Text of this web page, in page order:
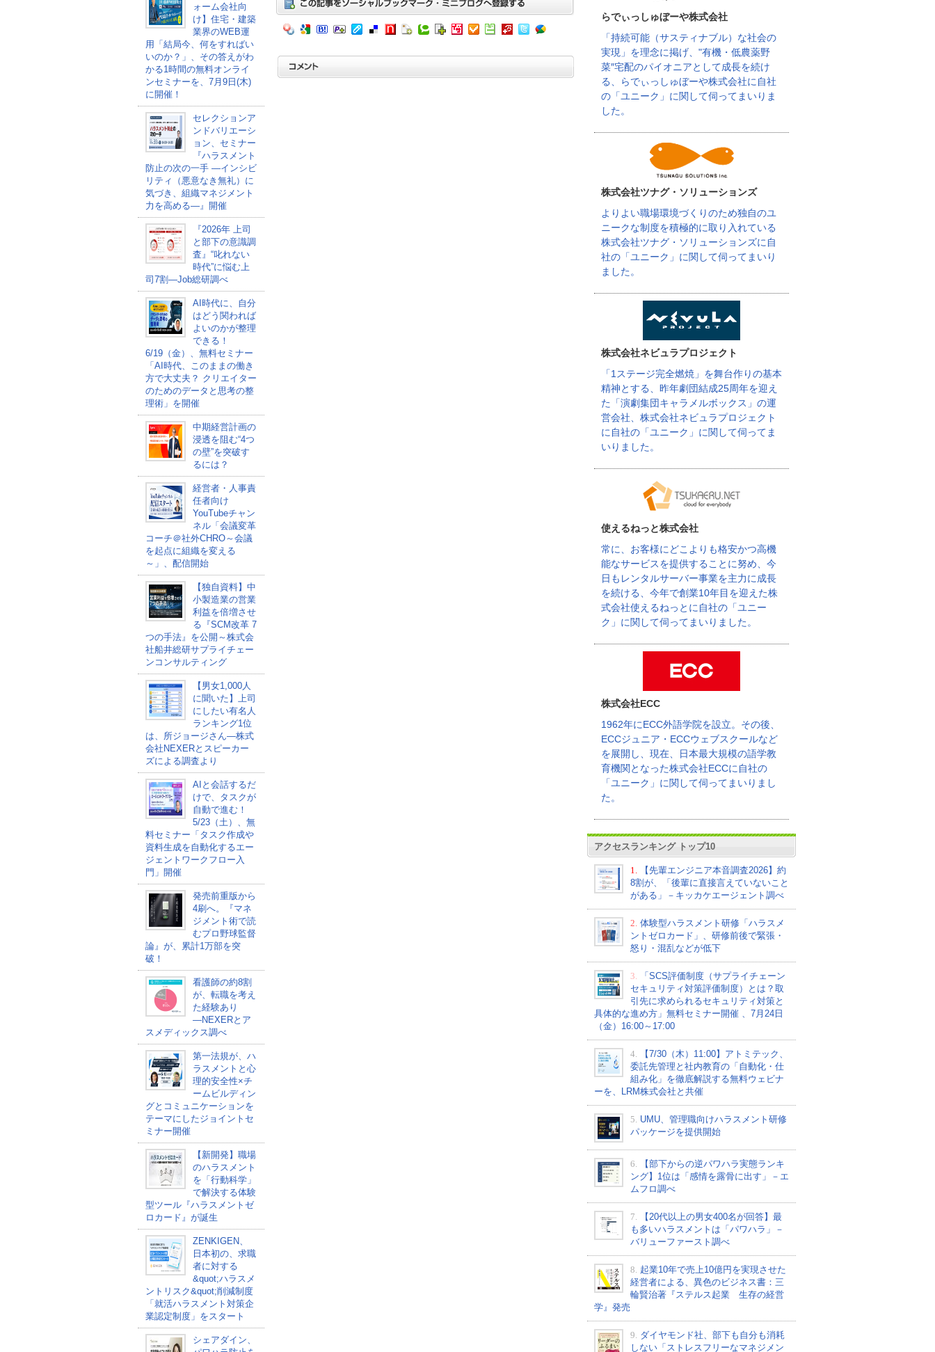
ォーム会社向
け】住宅・建築
業界のWEB運
用「結局今、何をすればい
いのか？」、その答えがわ
かる1時間の無料オンライ
ンセミナーを、7月9日(木)
に開催！
セレクションア
ンドバリエーシ
ョン、セミナー
『ハラスメント
防止の次の一手 ―インシビ
リティ（悪意なき無礼）に
気づき、組織マネジメント
力を高める―』開催
『2026年 上司
と部下の意識調
査』“叱れない
時代”に悩む上
司7割―Job総研調べ
AI時代に、自分
はどう関われば
よいのかが整理
できる！
6/19（金）、無料セミナー
「AI時代、このままの働き
方で大丈夫？ クリエイター
のためのデータと思考の整
理術」を開催
中期経営計画の
浸透を阻む“4つ
の壁”を突破す
るには？
経営者・人事責
任者向け
YouTubeチャン
ネル「会議変革
コーチ＠社外CHRO～会議
を起点に組織を変える
～」、配信開始
【独自資料】中
小製造業の営業
利益を倍増させ
る『SCM改革 7
つの手法』を公開～株式会
社船井総研サプライチェー
ンコンサルティング
【男女1,000人
に聞いた】上司
にしたい有名人
ランキング1位
は、所ジョージさん―株式
会社NEXERとスピーカー
ズによる調査より
AIと会話するだ
けで、タスクが
自動で進む！
5/23（土）、無
料セミナー「タスク作成や
資料生成を自動化するエー
ジェントワークフロー入
門」開催
発売前重版から
4刷へ。『マネ
ジメント術で読
むプロ野球監督
論』が、累計1万部を突
破！
看護師の約8割
が、転職を考え
た経験あり
―NEXERとア
スメディックス調べ
第一法規が、ハ
ラスメントと心
理的安全性×チ
ームビルディン
グとコミュニケーションを
テーマにしたジョイントセ
ミナー開催
【新開発】職場
のハラスメント
を「行動科学」
で解決する体験
型ツール『ハラスメントゼ
ロカード』が誕生
ZENKIGEN、
日本初の、求職
者に対する
&quot;ハラスメ
ントリスク&quot;削減制度
「就活ハラスメント対策企
業認定制度」をスタート
シェアダイン、
らでぃっしゅぼーや株式会社
「持続可能（サスティナブル）な社会の
実現」を理念に掲げ、"有機・低農薬野
菜″宅配のパイオニアとして成長を続け
る、らでぃっしゅぼーや株式会社に自社
の「ユニーク」に関して伺ってまいりま
した。
株式会社ツナグ・ソリューションズ
よりよい職場環境づくりのため独自のユ
ニークな制度を積極的に取り入れている
株式会社ツナグ・ソリューションズに自
社の「ユニーク」に関して伺ってまいり
ました。
株式会社ネビュラプロジェクト
「1ステージ完全燃焼」を舞台作りの基本
精神とする、昨年劇団結成25周年を迎え
た「演劇集団キャラメルボックス」の運
営会社、株式会社ネビュラプロジェクト
に自社の「ユニーク」に関して伺ってま
いりました。
使えるねっと株式会社
常に、お客様にどこよりも格安かつ高機
能なサービスを提供することに努め、今
日もレンタルサーバー事業を主力に成長
を続ける、今年で創業10年目を迎えた株
式会社使えるねっとに自社の「ユニー
ク」に関して伺ってまいりました。
株式会社ECC
1962年にECC外語学院を設立。その後、
ECCジュニア・ECCウェブスクールなど
を展開し、現在、日本最大規模の語学教
育機関となった株式会社ECCに自社の
「ユニーク」に関して伺ってまいりまし
た。
アクセスランキング トップ10
1.
【先輩エンジニア本音調査2026】約
8割が、「後輩に直接言えていないこと
がある」－キッカケエージェント調べ
2. 体験型ハラスメント研修「ハラスメ
ントゼロカード」、研修前後で緊張・
怒り・混乱などが低下
3.
「SCS評価制度（サプライチェーン
セキュリティ対策評価制度）とは？取
引先に求められるセキュリティ対策と
具体的な進め方」無料セミナー開催 、7月24日
（金）16:00～17:00
4.
【7/30（木）11:00】アトミテック、
委託先管理と社内教育の「自動化・仕
組み化」を徹底解説する無料ウェビナ
ーを、LRM株式会社と共催
5. UMU、管理職向けハラスメント研修
パッケージを提供開始
6.
【部下からの逆パワハラ実態ランキ
ング】1位は「感情を露骨に出す」－エ
ムフロ調べ
7.
【20代以上の男女400名が回答】最
も多いハラスメントは「パワハラ」－
バリューファースト調べ
8. 起業10年で売上10億円を実現させた
経営者による、異色のビジネス書：三
輪賢治著『ステルス起業 生存の経営
学』発売
9. ダイヤモンド社、部下も自分も消耗
しない「ストレスフリーなマネジメン